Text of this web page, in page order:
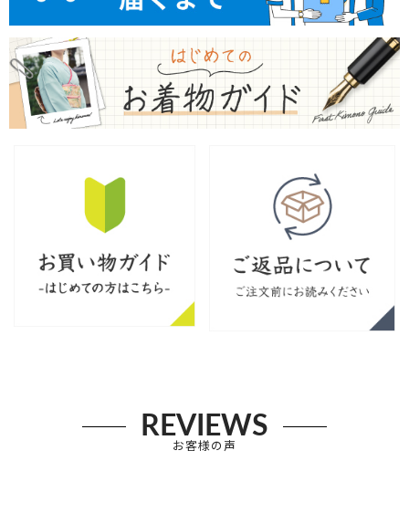
REVIEWS
お客様の声